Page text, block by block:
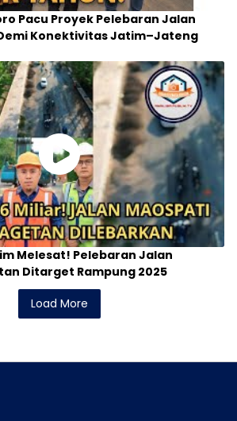
Pacu Proyek Pelebaran Jalan
Konektivitas Jatim–Jateng
Melesat! Pelebaran Jalan
Ditarget Rampung 2025
Load More